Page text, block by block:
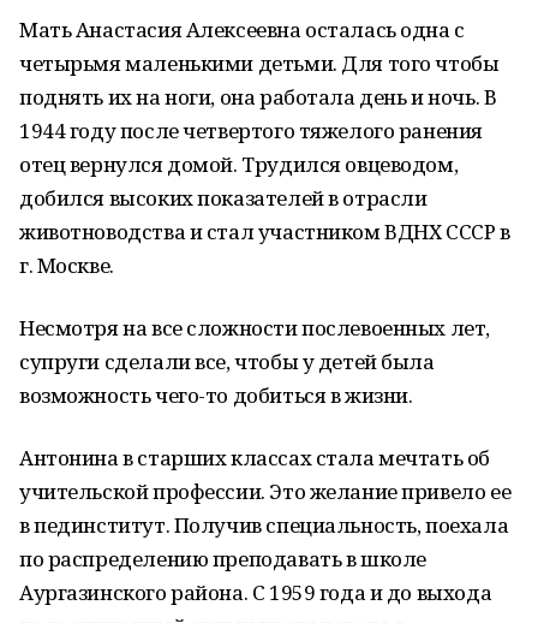
Мать Анастасия Алексеевна осталась одна с
четырьмя маленькими детьми. Для того чтобы
поднять их на ноги, она работала день и ночь. В
1944 году после четвертого тяжелого ранения
отец вернулся домой. Трудился овцеводом,
добился высоких показателей в отрасли
животноводства и стал участником ВДНХ СССР в
г. Москве.
Несмотря на все сложности послевоенных лет,
супруги сделали все, чтобы у детей была
возможность чего-то добиться в жизни.
Антонина в старших классах стала мечтать об
учительской профессии. Это желание привело ее
в пединститут. Получив специальность, поехала
по распределению преподавать в школе
Аургазинского района. С 1959 года и до выхода